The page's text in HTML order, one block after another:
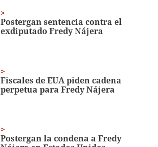
Postergan sentencia contra el
exdiputado Fredy Nájera
Fiscales de EUA piden cadena
perpetua para Fredy Nájera
Postergan la condena a Fredy